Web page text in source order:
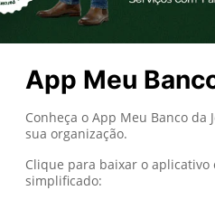
App Meu
Conheça o App Meu Banco
sua organização.
Clique para baixar o
simplificado: